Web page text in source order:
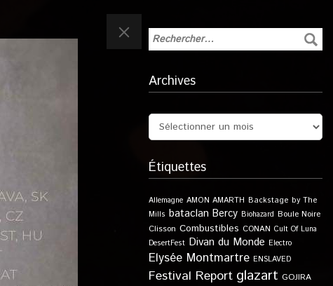
Archives
Étiquettes
Allemagne AMON AMARTH Backstage by The
Mills bataclan Bercy Biohazard Boule Noire
Clisson Combustibles CONAN Cult Of Luna
DesertFest Divan du Monde Electro
Elysée Montmartre ENSLAVED
Festival Report glazart GOJIRA